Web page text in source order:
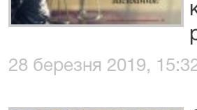
28 березня 2019,